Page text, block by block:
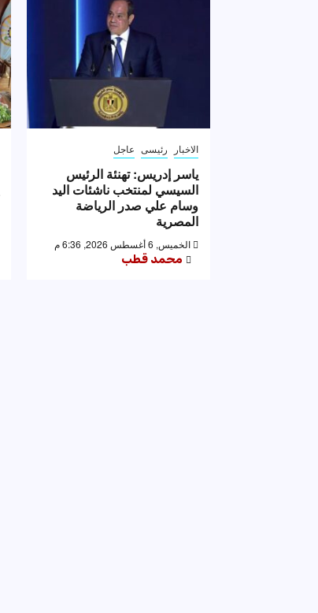
الاخبار رئيسى عاجل
ياسر إدريس: تهنئة الرئيس
السيسي لمنتخب ناشئات اليد
وسام علي صدر الرياضة
المصرية
الخميس, 6 أغسطس 2026, 6:36 م
محمد قطب